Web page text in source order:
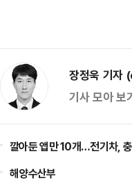
장정욱 기
기사 모아 보
깔아둔 앱만 10개…전기차, 충
해양수산부